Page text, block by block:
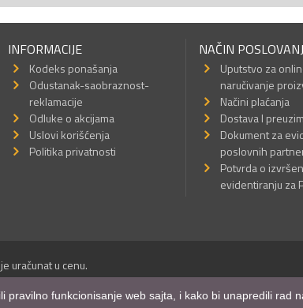
INFORMACIJE
Kodeks ponašanja
Odustanak-saobraznost-
reklamacije
Odluke o akcijama
Uslovi korišćenja
Politika privatnosti
NAČIN
Uputstvo za
naručivanje
Načini plaćanja
Dostava I
Dokument za
poslovnih
Potvrda o
evidentiranju za
uračunat u cenu.
zadržana.
,Izrada sajtaimobilnih aplikacijai SEO optimizacija
funkcionisanje web sajta, i kako bi unapredili rad